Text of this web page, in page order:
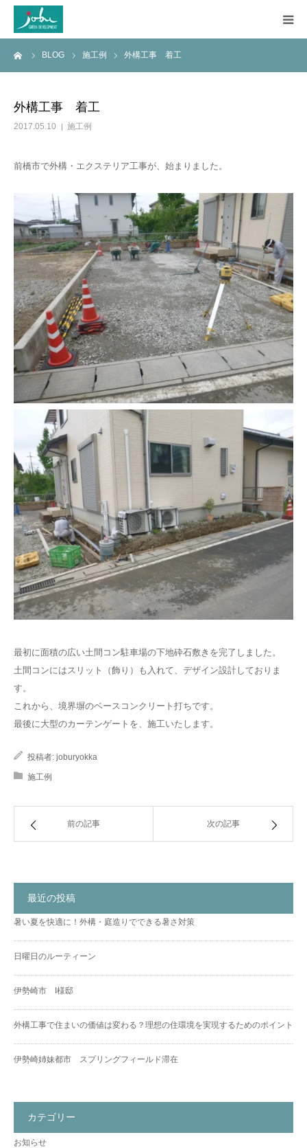
BLOG 施工例 外構工事 着工
外構工事 着工
2017.05.10 施工例
前橋市で外構・エクステリア工事が、始まりました。
最初に面積の広い土間コン駐車場の下地砕石敷きを完了しました。
土間コンにはスリット（飾り）も入れて、デザイン設計しておりま
す。
これから、境界塀のベースコンクリート打ちです。
最後に大型のカーテンゲートを、施工いたします。
投稿者: joburyokka
施工例
前の記事 次の記事
最近の投稿
暑い夏を快適に！外構・庭造りでできる暑さ対策
日曜日のルーティーン
伊勢崎市 I様邸
外構工事で住まいの価値は変わる？理想の住環境を実現するためのポイント
伊勢崎姉妹都市 スプリングフィールド滞在
カテゴリー
お知らせ
HOME
Q&A
BLOG
CONTACT US